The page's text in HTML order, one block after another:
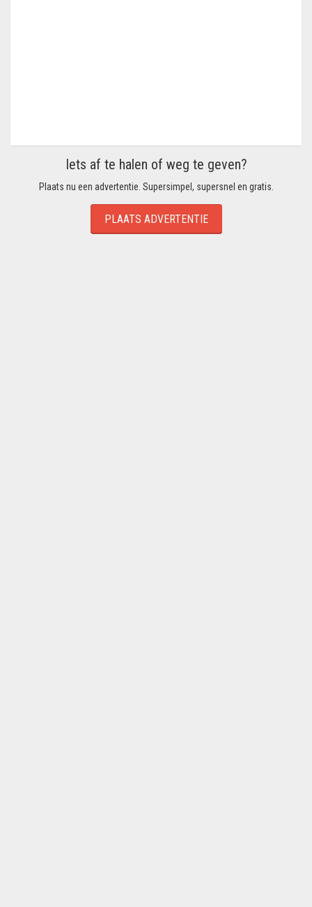
Iets af te halen of weg te geven?
Plaats nu een advertentie. Supersimpel, supersnel en gratis.
PLAATS ADVERTENTIE